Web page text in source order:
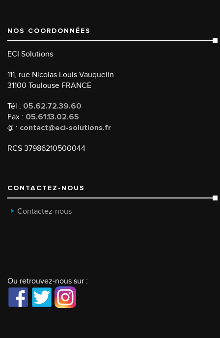
NOS COORDONNÉES
ECI Solutions
111, rue Nicolas Louis Vauquelin
31100 Toulouse FRANCE
Tél : 05.62.72.39.60
Fax : 05.61.13.02.65
@ : contact@eci-solutions.fr
RCS 37986210500044
CONTACTEZ-NOUS
Contactez-nous
Ou retrouvez-nous sur :